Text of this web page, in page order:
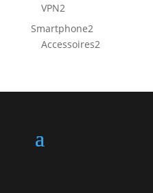
VPN22
produits
Smartphone22
produits
Accessoires22